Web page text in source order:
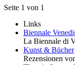
Seite 1 von 1
Links
Biennale
La Biennale di
Kunst & Bücher
Rezensionen